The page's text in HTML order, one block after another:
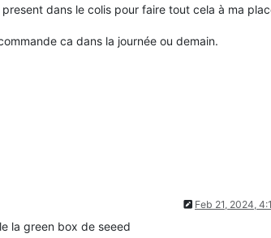
dans le colis pour faire tout cela à ma
ca dans la journée ou demain.
Feb 21, 2024,
la green box de seeed